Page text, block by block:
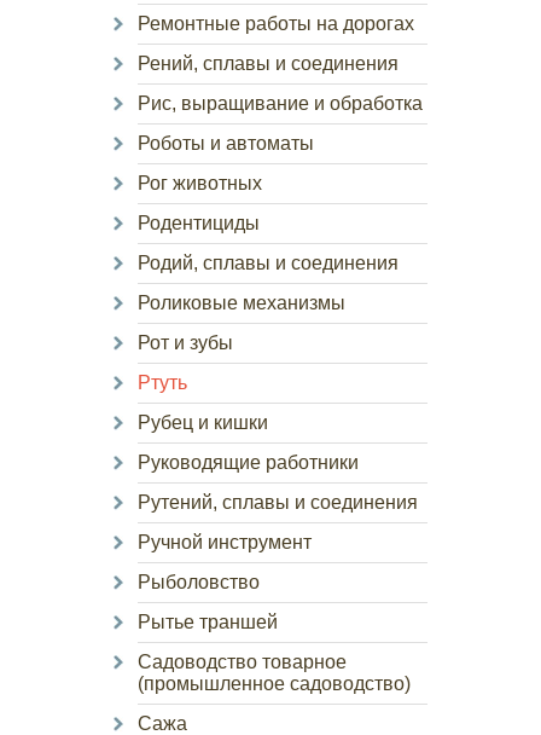
Ремонтные работы на дорогах
Рений, сплавы и соединения
Рис, выращивание и обработка
Роботы и автоматы
Рог животных
Родентициды
Родий, сплавы и соединения
Роликовые механизмы
Рот и зубы
Ртуть
Рубец и кишки
Руководящие работники
Рутений, сплавы и соединения
Ручной инструмент
Рыболовство
Рытье траншей
Садоводство товарное
(промышленное садоводство)
Сажа